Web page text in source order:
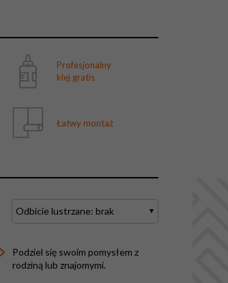
Profesjonalny
klej gratis
Łatwy montaż
Podziel się swoim pomysłem z
rodziną lub znajomymi.